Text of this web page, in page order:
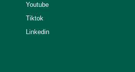
Youtube
Tiktok
Linkedin